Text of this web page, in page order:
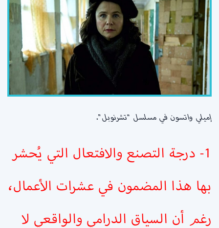
إميلي واتسون في مسلسل “تشرنوبل”.
1- درجة التصنع والافتعال التي يُحشر
بها هذا المضمون في عشرات الأعمال،
رغم أن السياق الدرامي والواقعي لا